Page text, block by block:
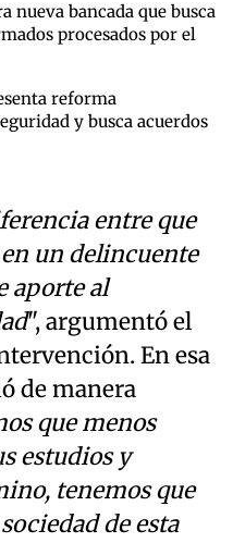
nueva bancada que busca
procesados por el
reforma
y busca acuerdos
entre que
un delincuente
aporte al
", argumentó el
En esa
de manera
que menos
estudios y
tenemos que
de esta